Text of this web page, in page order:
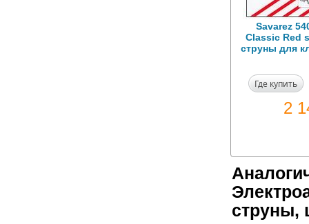
Savarez
Classic Red
струны для
Где купить
2
струны,